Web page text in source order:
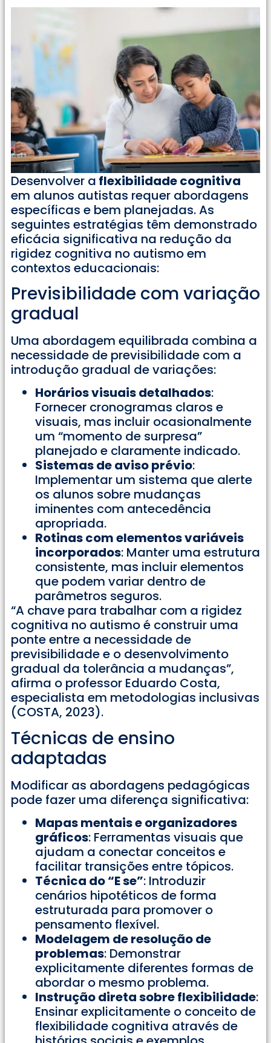
Desenvolver a flexibilidade cognitiva
em alunos autistas requer abordagens
específicas e bem planejadas. As
seguintes estratégias têm demonstrado
eficácia significativa na redução da
rigidez cognitiva no autismo em
contextos educacionais:
Previsibilidade com variação
gradual
Uma abordagem equilibrada combina a
necessidade de previsibilidade com a
introdução gradual de variações:
Horários visuais detalhados:
Fornecer cronogramas claros e
visuais, mas incluir ocasionalmente
um “momento de surpresa”
planejado e claramente indicado.
Sistemas de aviso prévio:
Implementar um sistema que alerte
os alunos sobre mudanças
iminentes com antecedência
apropriada.
Rotinas com elementos variáveis
incorporados: Manter uma estrutura
consistente, mas incluir elementos
que podem variar dentro de
parâmetros seguros.
“A chave para trabalhar com a rigidez
cognitiva no autismo é construir uma
ponte entre a necessidade de
previsibilidade e o desenvolvimento
gradual da tolerância a mudanças”,
afirma o professor Eduardo Costa,
especialista em metodologias inclusivas
(COSTA, 2023).
Técnicas de ensino
adaptadas
Modificar as abordagens pedagógicas
pode fazer uma diferença significativa:
Mapas mentais e organizadores
gráficos: Ferramentas visuais que
ajudam a conectar conceitos e
facilitar transições entre tópicos.
Técnica do “E se”: Introduzir
cenários hipotéticos de forma
estruturada para promover o
pensamento flexível.
Modelagem de resolução de
problemas: Demonstrar
explicitamente diferentes formas de
abordar o mesmo problema.
Instrução direta sobre flexibilidade:
Ensinar explicitamente o conceito de
flexibilidade cognitiva através de